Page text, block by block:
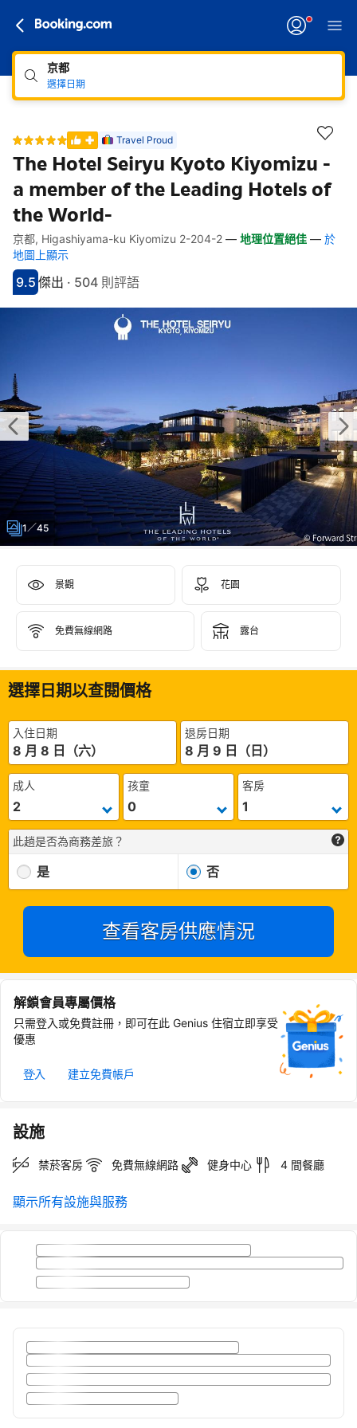
京都
選擇日期
Travel Proud
The Hotel Seiryu Kyoto Kiyomizu -
a member of the Leading Hotels of
the World-
快速連結
跳至住宿介紹
跳至熱門設施
跳至客房類型
跳至訂房政策
京都, Higashiyama-ku Kiyomizu 2-204-2 — 地理位置絕佳 — 於
地圖上顯示
分數9.5分
9.5
評比傑出
傑出 · 504 則評語
1／45
景觀 花園
免費無線網路 露台
選擇日期以查閱價格
入住日期
8 月 8 日（六）
退房日期
8 月 9 日（日）
成人 孩童 客房
此趟是否為商務差旅？
是 否
查看客房供應情況
解鎖會員專屬價格
只需登入或免費註冊，即可在此 Genius 住宿立即享受
優惠
登入 建立免費帳戶
設施
禁菸客房 免費無線網路 健身中心 4 間餐廳
顯示所有設施與服務